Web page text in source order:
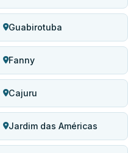
Guabirotuba
Fanny
Cajuru
Jardim das Américas